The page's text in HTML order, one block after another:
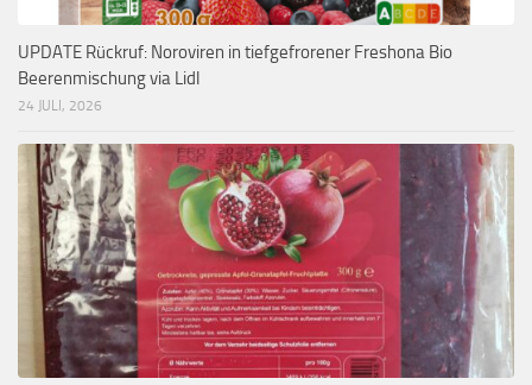
UPDATE Rückruf: Noroviren in tiefgefrorener Freshona Bio
Beerenmischung via Lidl
24 JULI, 2026